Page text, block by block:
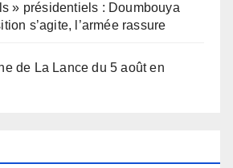
» présidentiels : Doumbouya
s’agite, l’armée rassure
de La Lance du 5 août en